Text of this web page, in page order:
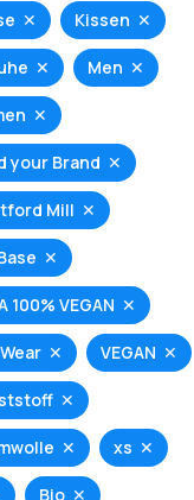
Kissen
Men
your Brand
Mill
100% VEGAN
VEGAN
xs
Bio